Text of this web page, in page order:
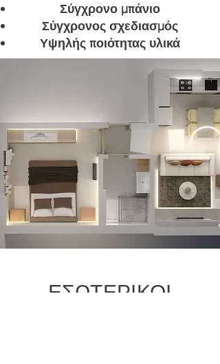
Σύγχρονο μπάνιο
Σύγχρονος σχεδιασμός
Υψηλής ποιότητας υλικά
ΕΣΩΤΕΡΙΚΟΙ